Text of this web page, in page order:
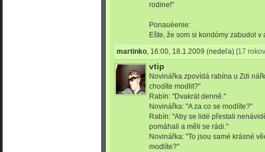
rodine!"
Ponauèenie:
Ešte, že som si kondómy zabudol v
martinko, 16:00, 18.1.2009 (nedeľa) [17
vtip
Novinářka zpovídá rabína u Zdi
chodíte modlit?"
Rabín: "Dvakrát denně."
Novinářka: "A za co se modlíte?"
Rabín: "Aby se lidé přestali
pomáhali a měli se rádi."
Novinářka: "To jsou samé krásné
modlíte?"